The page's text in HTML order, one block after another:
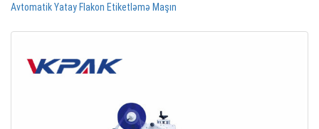
Avtomatik Yatay Flakon Etiketləmə Maşın